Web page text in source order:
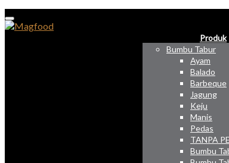
Produk
Bumbu Tabur
Ayam
Balado
Barbeque
Jagung
Keju
Manis
Pedas
TANPA
Bumbu